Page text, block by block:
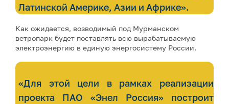
Латинской Америке, Азии и Африке».
Как ожидается, возводимый под Мурманском
ветропарк будет поставлять всю вырабатываемую
электроэнергию в единую энергосистему России.
«Для этой цели в рамках реализации
проекта ПАО «Энел Россия» построит